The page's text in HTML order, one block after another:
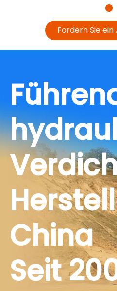
wodurch
Das professionelle
Branchenkollegen
nachgewiesenen
und zuverlässigen
Fordern Sie
China
Seit